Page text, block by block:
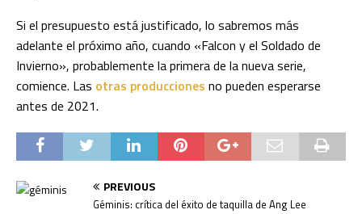
Si el presupuesto está justificado, lo sabremos más
adelante el próximo año, cuando «Falcon y el Soldado de
Invierno», probablemente la primera de la nueva serie,
comience. Las otras producciones no pueden esperarse
antes de 2021.
PREVIOUS
Géminis: crítica del éxito de taquilla de Ang Lee